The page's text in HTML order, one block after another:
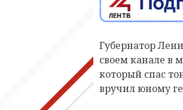
Губернатор
своем канале в
который спас
вручил юному